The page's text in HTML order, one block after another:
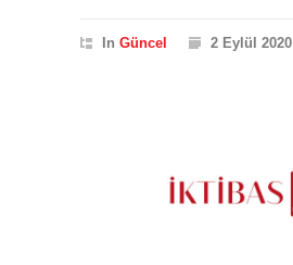
In Güncel 2 Eylül 2020